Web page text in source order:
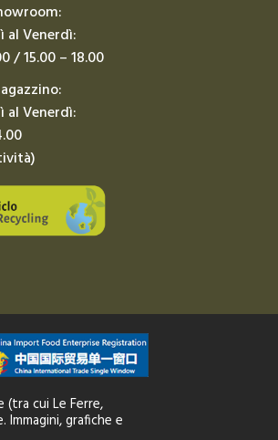
al Venerdì:
/ 15.00 – 18.00
al Venerdì:
cui Le Ferre,
grafiche e